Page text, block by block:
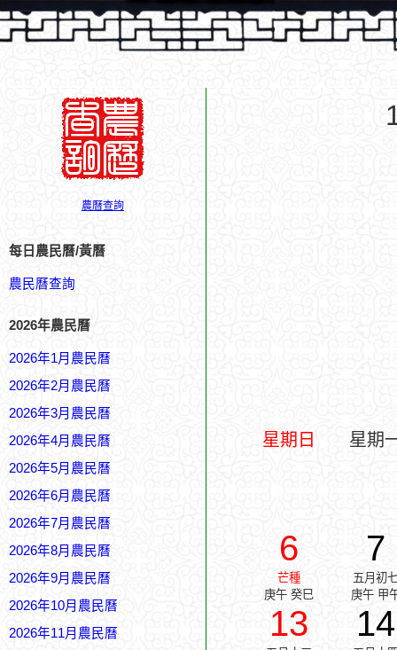
農曆查詢
每日農民曆/黃曆
農民曆查詢
2026年農民曆
2026年1月農民曆
2026年2月農民曆
2026年3月農民曆
2026年4月農民曆
2026年5月農民曆
2026年6月農民曆
2026年7月農民曆
2026年8月農民曆
2026年9月農民曆
2026年10月農民曆
2026年11月農民曆
星期日 星期
6
芒種
庚午 癸巳
7
五月初
庚午 甲
13 14